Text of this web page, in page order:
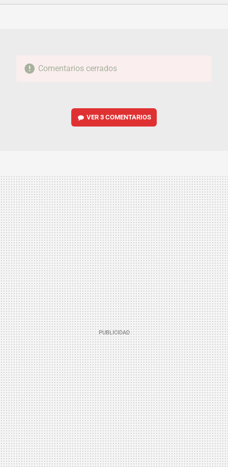
FACEBOOKTWITTERFLIPBOARD
E-
WHATSAPP
Comentarios cerrados
VER3 COMENTARIOS